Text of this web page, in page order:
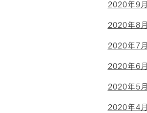
2020年9月
2020年8月
2020年7月
2020年6月
2020年5月
2020年4月